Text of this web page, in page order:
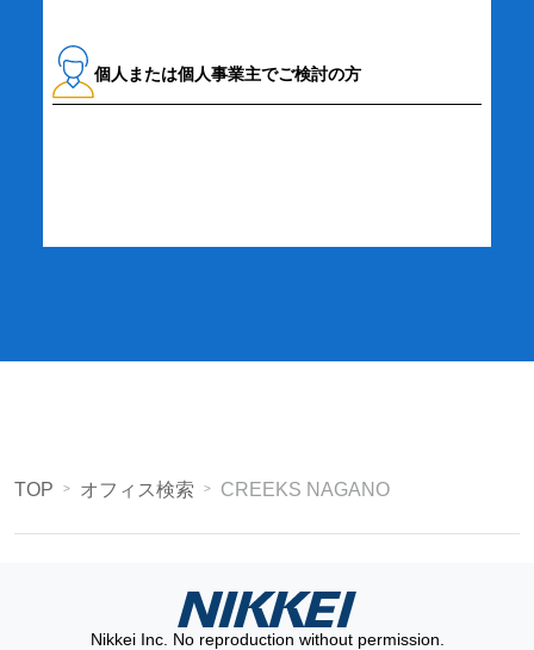
個人または個人事業主でご検討の方
TOP オフィス検索 CREEKS NAGANO
Nikkei Inc. No reproduction without permission.